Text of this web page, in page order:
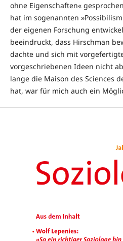
ohne Eigenschaften«
hat im sogenannten
der eigenen Forschung
beeindruckt, dass Hirschman
dachte und sich mit
vorgeschriebenen Ideen nicht
lange die Maison des Sciences
hat, war für mich auch ein